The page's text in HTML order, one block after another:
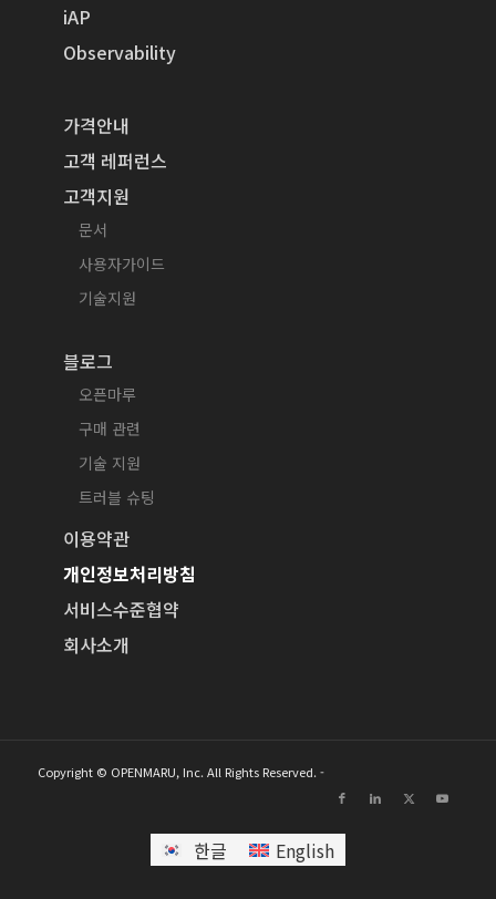
iAP
Observability
가격안내
고객 레퍼런스
고객지원
문서
사용자가이드
기술지원
블로그
오픈마루
구매 관련
기술 지원
트러블 슈팅
이용약관
개인정보처리방침
서비스수준협약
회사소개
Copyright © OPENMARU, Inc. All Rights Reserved. -
한글 English